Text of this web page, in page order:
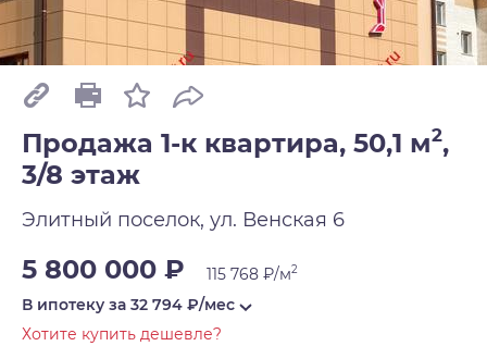
Продажа 1-к квартира, 50,1 м2,
3/8 этаж
Элитный поселок, ул. Венская 6
5 800 000 ₽ 115 768 ₽/м2
В ипотеку за 32 794 ₽/мес
Хотите купить дешевле?